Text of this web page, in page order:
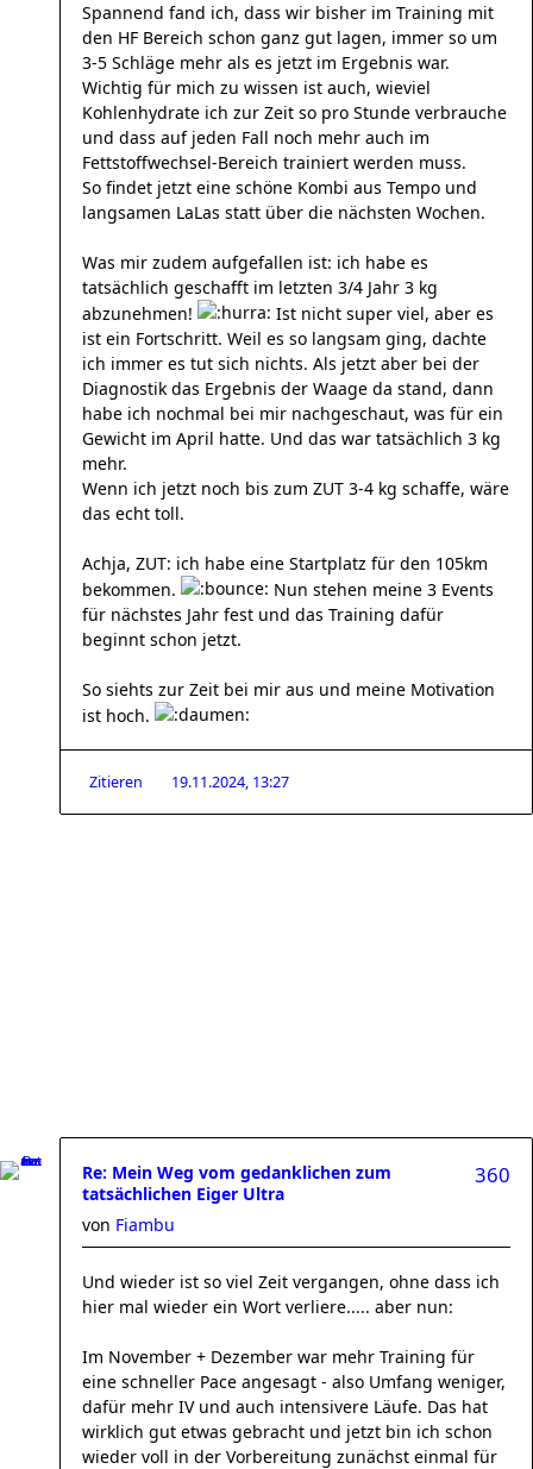
Spannend fand ich, dass wir bisher im Training mit
den HF Bereich schon ganz gut lagen, immer so um
3-5 Schläge mehr als es jetzt im Ergebnis war.
Wichtig für mich zu wissen ist auch, wieviel
Kohlenhydrate ich zur Zeit so pro Stunde verbrauche
und dass auf jeden Fall noch mehr auch im
Fettstoffwechsel-Bereich trainiert werden muss.
So findet jetzt eine schöne Kombi aus Tempo und
langsamen LaLas statt über die nächsten Wochen.
Was mir zudem aufgefallen ist: ich habe es
tatsächlich geschafft im letzten 3/4 Jahr 3 kg
abzunehmen!
Ist nicht super viel, aber es
ist ein Fortschritt. Weil es so langsam ging, dachte
ich immer es tut sich nichts. Als jetzt aber bei der
Diagnostik das Ergebnis der Waage da stand, dann
habe ich nochmal bei mir nachgeschaut, was für ein
Gewicht im April hatte. Und das war tatsächlich 3 kg
mehr.
Wenn ich jetzt noch bis zum ZUT 3-4 kg schaffe, wäre
das echt toll.
Achja, ZUT: ich habe eine Startplatz für den 105km
bekommen.
Nun stehen meine 3 Events
für nächstes Jahr fest und das Training dafür
beginnt schon jetzt.
So siehts zur Zeit bei mir aus und meine Motivation
ist hoch.
Zitieren 19.11.2024, 13:27
Re: Mein Weg vom gedanklichen zum
tatsächlichen Eiger Ultra
360
von Fiambu
Und wieder ist so viel Zeit vergangen, ohne dass ich
hier mal wieder ein Wort verliere..... aber nun:
Im November + Dezember war mehr Training für
eine schneller Pace angesagt - also Umfang weniger,
dafür mehr IV und auch intensivere Läufe. Das hat
wirklich gut etwas gebracht und jetzt bin ich schon
wieder voll in der Vorbereitung zunächst einmal für